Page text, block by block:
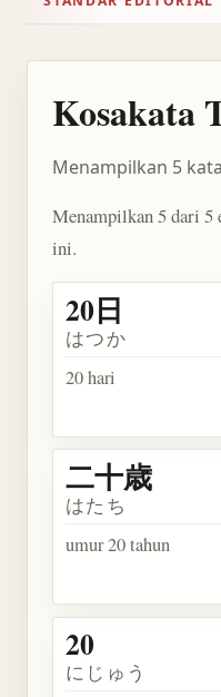
Kosakata
Menampilkan 5
Menampilkan 5 dari 5
ini.
20日
はつか
20 hari
二十歳
はたち
umur 20 tahun
20
にじゅう